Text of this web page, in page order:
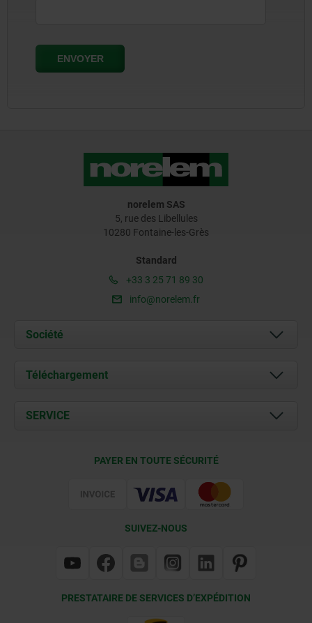
norelem SAS
5, rue des Libellules
10280 Fontaine-les-Grès
Standard
+33 3 25 71 89 30
info@norelem.fr
Société
À propos de nous
Contact
Téléchargement
Documents
SERVICE
PAYER EN TOUTE SÉCURITÉ
SUIVEZ-NOUS
PRESTATAIRE DE SERVICES D’EXPÉDITION